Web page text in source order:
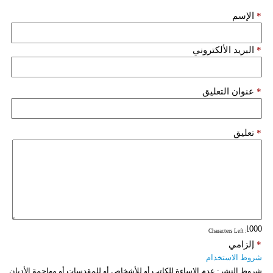
الإسم *
البريد الألكتروني *
عنوان التعليق *
تعليق *
: Characters Left
إلزامي *
شروط الاستخدام
شروط النشر: عدم الإساءة للكاتب أو للأشخاص أو للمقدسات أو مهاجمة الأديان